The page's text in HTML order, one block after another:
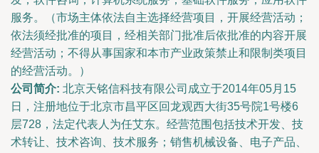
服务。（市场主体依法自主选择经营项目，开展经营活动；
依法须经批准的项目，经相关部门批准后依批准的内容开展
经营活动；不得从事国家和本市产业政策禁止和限制类项目
的经营活动。）
公司简介: 北京天铭信科技有限公司成立于2014年05月15
日，注册地位于北京市昌平区回龙观西大街35号院1号楼6
层728，法定代表人为任艾东。经营范围包括技术开发、技
术转让、技术咨询、技术服务；销售机械设备、电子产品、